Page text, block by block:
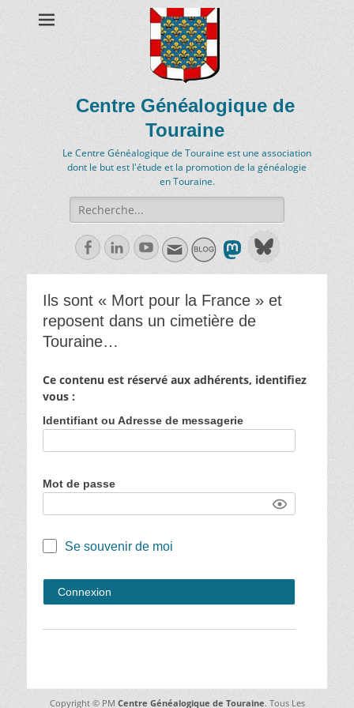
Centre Généalogique de
Touraine
Le Centre Généalogique de Touraine est une association
dont le but est l'étude et la promotion de la généalogie
en Touraine.
Recherche
de:
FacebookLinkedln
Youtube
Ils sont « Mort pour la France » et
reposent dans un cimetière de
Touraine…
Ce contenu est réservé aux adhérents, identifiez
vous :
Identifiant ou Adresse de messagerie
Mot de passe
Se souvenir de moi
Copyright © PM Centre Généalogique de Touraine. Tous Les